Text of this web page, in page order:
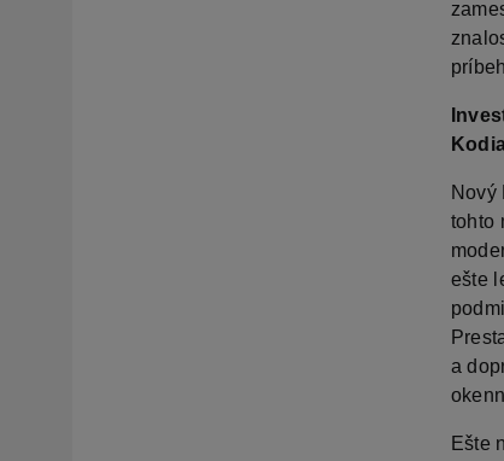
Nový
tohto
ešte
a
Ešte